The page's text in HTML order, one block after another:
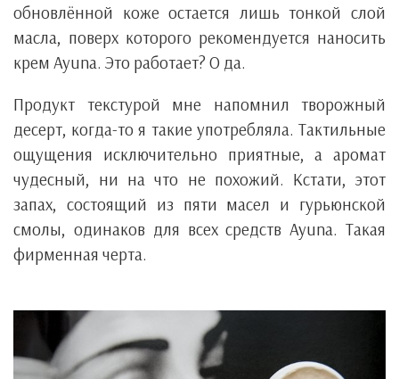
обновлённой коже остается лишь тонкой слой
масла, поверх которого рекомендуется наносить
крем Ayuna. Это работает? О да.
Продукт текстурой мне напомнил творожный
десерт, когда-то я такие употребляла. Тактильные
ощущения исключительно приятные, а аромат
чудесный, ни на что не похожий. Кстати, этот
запах, состоящий из пяти масел и гурьюнской
смолы, одинаков для всех средств Ayuna. Такая
фирменная черта.